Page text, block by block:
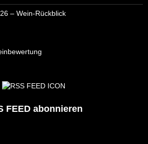
– Wein-Rückblick
FEED abonnieren